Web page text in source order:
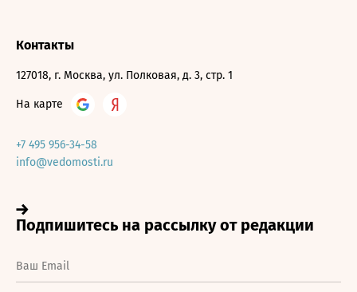
Контакты
127018, г. Москва, ул. Полковая, д. 3, стр. 1
На карте
+7 495 956-34-58
info@vedomosti.ru